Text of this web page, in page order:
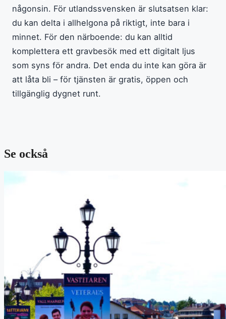
någonsin. För utlandssvensken är slutsatsen klar:
du kan delta i allhelgona på riktigt, inte bara i
minnet. För den närboende: du kan alltid
komplettera ett gravbesök med ett digitalt ljus
som syns för andra. Det enda du inte kan göra är
att låta bli – för tjänsten är gratis, öppen och
tillgänglig dygnet runt.
Se också